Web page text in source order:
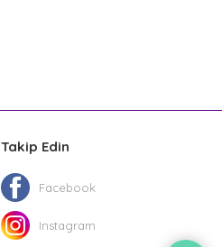
Takip Edin
Facebook
Instagram